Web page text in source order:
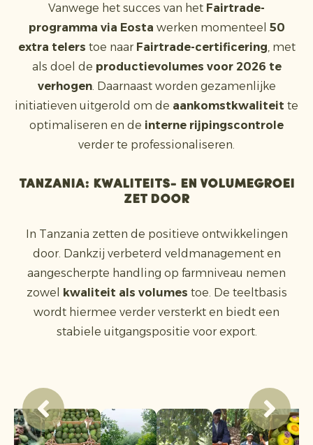
Vanwege het succes van het Fairtrade-
programma via Eosta werken momenteel 50
extra telers toe naar Fairtrade-certificering, met
als doel de productievolumes voor 2026 te
verhogen. Daarnaast worden gezamenlijke
initiatieven uitgerold om de aankomstkwaliteit te
optimaliseren en de interne rijpingscontrole
verder te professionaliseren.
Tanzania: kwaliteits- en volumegroei
zet door
In Tanzania zetten de positieve ontwikkelingen
door. Dankzij verbeterd veldmanagement en
aangescherpte handling op farmniveau nemen
zowel kwaliteit als volumes toe. De teeltbasis
wordt hiermee verder versterkt en biedt een
stabiele uitgangspositie voor export.